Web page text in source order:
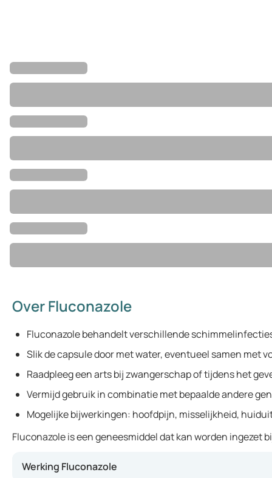
Over Fluconazole
Fluconazole behandelt verschillende
Slik de capsule door met water, eventueel samen met
Raadpleeg een arts bij zwangerschap of tijdens het
Vermijd gebruik in combinatie met bepaalde andere
Mogelijke bijwerkingen: hoofdpijn, misselijkheid,
Fluconazole is een geneesmiddel dat kan worden
Werking Fluconazole